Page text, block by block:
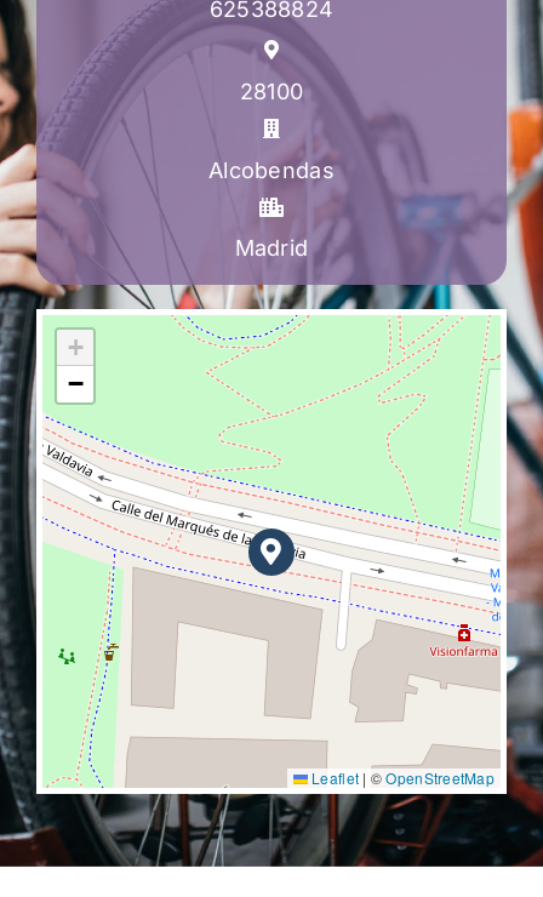
625388824
28100
Alcobendas
Madrid
+
−
Leaflet | ©OpenStreetMap